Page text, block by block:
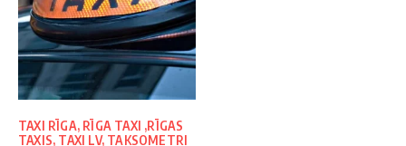
TAXI RĪGA, RĪGA TAXI ,RĪGAS
TAXIS, TAXI LV, TAKSOMETRI